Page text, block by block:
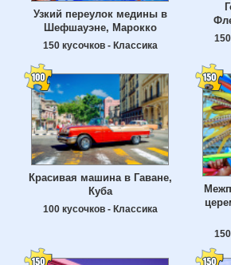
Узкий переулок медины в
Шефшауэне, Марокко
150 кусочков - Классика
Красивая машина в Гаване,
Куба
100 кусочков - Классика